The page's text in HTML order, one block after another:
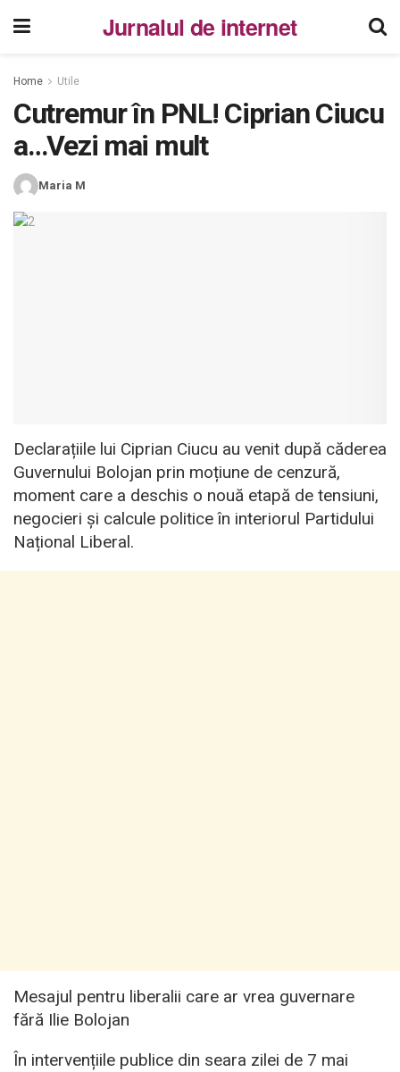
Jurnalul de internet
Home Utile
Cutremur în PNL! Ciprian Ciucu
a…Vezi mai mult
Maria M
Declarațiile lui Ciprian Ciucu au venit după căderea
Guvernului Bolojan prin moțiune de cenzură,
moment care a deschis o nouă etapă de tensiuni,
negocieri și calcule politice în interiorul Partidului
Național Liberal.
Mesajul pentru liberalii care ar vrea guvernare
fără Ilie Bolojan
În intervențiile publice din seara zilei de 7 mai